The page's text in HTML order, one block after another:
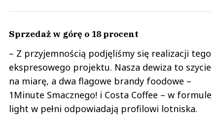
Sprzedaż w górę o 18 procent
– Z przyjemnością podjęliśmy się realizacji tego
ekspresowego projektu. Nasza dewiza to szycie
na miarę, a dwa flagowe brandy foodowe –
1Minute Smacznego! i Costa Coffee – w formule
light w pełni odpowiadają profilowi lotniska.